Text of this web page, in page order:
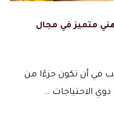
متميز في مجال
في أن تكون جزءًا من
الاحتياجات …